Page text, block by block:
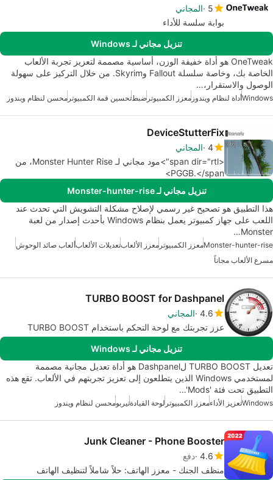
5 المجاني
بوابة سلسة للأداء
تنزيل مجاني لـ Windows
OneTweak هو أداة خفيفة الوزن، أساسية مصممة لتعزيز تجربة الألعاب
الخاصة بك، وخاصة سلسلة Fallout وSkyrim. من خلال التركيز على سهولة
الوصول والاستقرار،…
Windowsأداة لنظام ويندوز معزز الكمبيوتر ضبط تحسين قمة الكمبيوتر محسن لنظام ويندوز
DeviceStutterFix
4 المجاني
<span dir="rtl">مود مجاني لـ Monster Hunter Rise، من
PGGB.</span>
تنزيل مجاني لـ Monster-hunter-rise
هذا التطبيق هو تصحيح غير رسمي لإصلاح مشكلة التشويش التي تحدث عند
اللعب على جهاز كمبيوتر يعمل بنظام Windows بأحدث إصدار من لعبة
Monster…
Monster-hunter-riseمعزز الكمبيوتر معزز الألعابتعديلات الألعابألعاب صائد الوحوش
مسرع الألعاب مجاناً
TURBO BOOST for Dashpanel
4.6 المجاني
عزز تجربتك مع لوحة التحكم باستخدام TURBO BOOST
تنزيل مجاني لـ Windows
تعديل TURBO BOOST لDashpanel هو أداة تعديل مجانية مصممة
لمستخدمي Windows الذين يتطلعون إلى تعزيز تجربتهم في الألعاب. تقع هذه
التطبيق تحت فئة 'Mods'…
Windowsتعزيز الأداءمعزز الكمبيوتر لوحة القيادةتيربومحسن لنظام ويندوز
Junk Cleaner - Phone Booster
4.6 دفع
منظف الجنك - معزز الهاتف: حلاً شاملاً لتنظيف الهاتف